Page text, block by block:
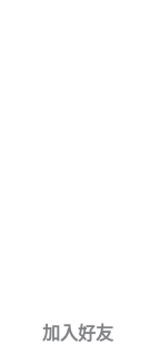
加入好友